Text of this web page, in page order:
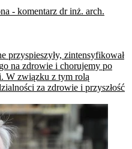
- komentarz dr inż. arch.
przyspieszyły, zintensyfikował
na zdrowie i chorujemy po
W związku z tym rolą
za zdrowie i przyszłość